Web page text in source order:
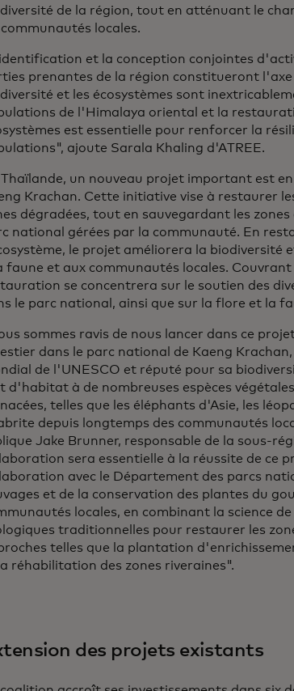
de la région, tout en atténuant le
communautés locales.
et la conception conjointes
prenantes de la région constitueront
et les écosystèmes sont
de l'Himalaya oriental et la
est essentielle pour renforcer la
ajoute Sarala Khaling d'ATREE.
Thaïlande, un nouveau projet important est
Krachan. Cette initiative vise à restaurer
dégradées, tout en sauvegardant les
national gérées par la communauté. En
le projet améliorera la biodiversité
faune et aux communautés locales.
se concentrera sur le soutien des
le parc national, ainsi que sur la flore et la
sommes ravis de nous lancer dans ce
dans le parc national de Kaeng
de l'UNESCO et réputé pour sa
d'habitat à de nombreuses espèces
telles que les éléphants d'Asie, les
depuis longtemps des communautés
Jake Brunner, responsable de la sous-
sera essentielle à la réussite de ce
avec le Département des parcs
et de la conservation des plantes du
locales, en combinant la science
traditionnelles pour restaurer les
telles que la plantation
réhabilitation des zones riveraines".
des projets existants